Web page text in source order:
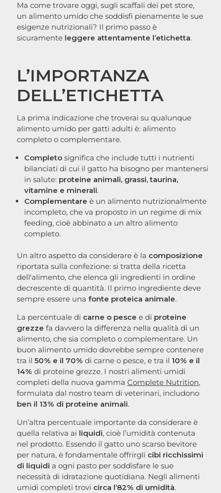
Ma come trovare oggi, sugli scaffali dei pet store,
un alimento umido che soddisfi pienamente le sue
esigenze nutrizionali? Il primo passo è
sicuramente leggere attentamente l’etichetta.
L’IMPORTANZA
DELL’ETICHETTA
La prima indicazione che troverai su qualunque
alimento umido per gatti adulti è: alimento
completo o complementare.
Completo significa che include tutti i nutrienti
bilanciati di cui il gatto ha bisogno per mantenersi
in salute: proteine animali, grassi, taurina,
vitamine e minerali.
Complementare è un alimento nutrizionalmente
incompleto, che va proposto in un regime di mix
feeding, cioè abbinato a un altro alimento
completo.
Un altro aspetto da considerare è la composizione
riportata sulla confezione: si tratta della ricetta
dell'alimento, che elenca gli ingredienti in ordine
decrescente di quantità. Il primo ingrediente deve
sempre essere una fonte proteica animale.
La percentuale di carne o pesce e di proteine
grezze fa davvero la differenza nella qualità di un
alimento, che sia completo o complementare. Un
buon alimento umido dovrebbe sempre contenere
tra il 50% e il 70% di carne o pesce, e tra il 10% e il
14% di proteine grezze. I nostri alimenti umidi
completi della nuova gamma Complete Nutrition,
formulata dal nostro team di veterinari, includono
ben il 13% di proteine animali.
Un’altra percentuale importante da considerare è
quella relativa ai liquidi, cioè l’umidità contenuta
nel prodotto. Essendo il gatto uno scarso bevitore
per natura, è fondamentale offrirgli cibi ricchissimi
di liquidi a ogni pasto per soddisfare le sue
necessità di idratazione quotidiana. Negli alimenti
umidi completi trovi circa l’82% di umidità.